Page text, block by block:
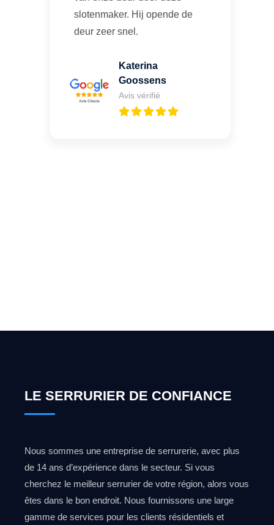
slotenmaker. Hij opende de
deur zeer snel.
Katerina
Goossens
Avis vérifié
LE SERRURIER DE CONFIANCE
Nous sommes une entreprise de serrurerie, avec plus
de 14 ans d’expérience dans le secteur. Si vous
cherchez le meilleur serrurier de votre région, alors vous
êtes dans le bon endroit. Nous fournissons une large
gamme de services pour les clients résidentiels et